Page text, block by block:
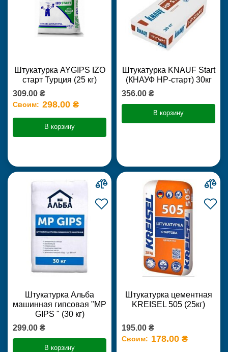
Штукатурка AYGIPS IZO
старт Турция (25 кг)
309.00 ₴
Своим: 298.00 ₴
В корзину
Штукатурка KNAUF Start
(КНАУФ НР-старт) 30кг
356.00 ₴
В корзину
Штукатурка Альба
машинная гипсовая "MP
GIPS " (30 кг)
299.00 ₴
В корзину
Штукатурка цементная
KREISEL 505 (25кг)
195.00 ₴
Своим: 178.00 ₴